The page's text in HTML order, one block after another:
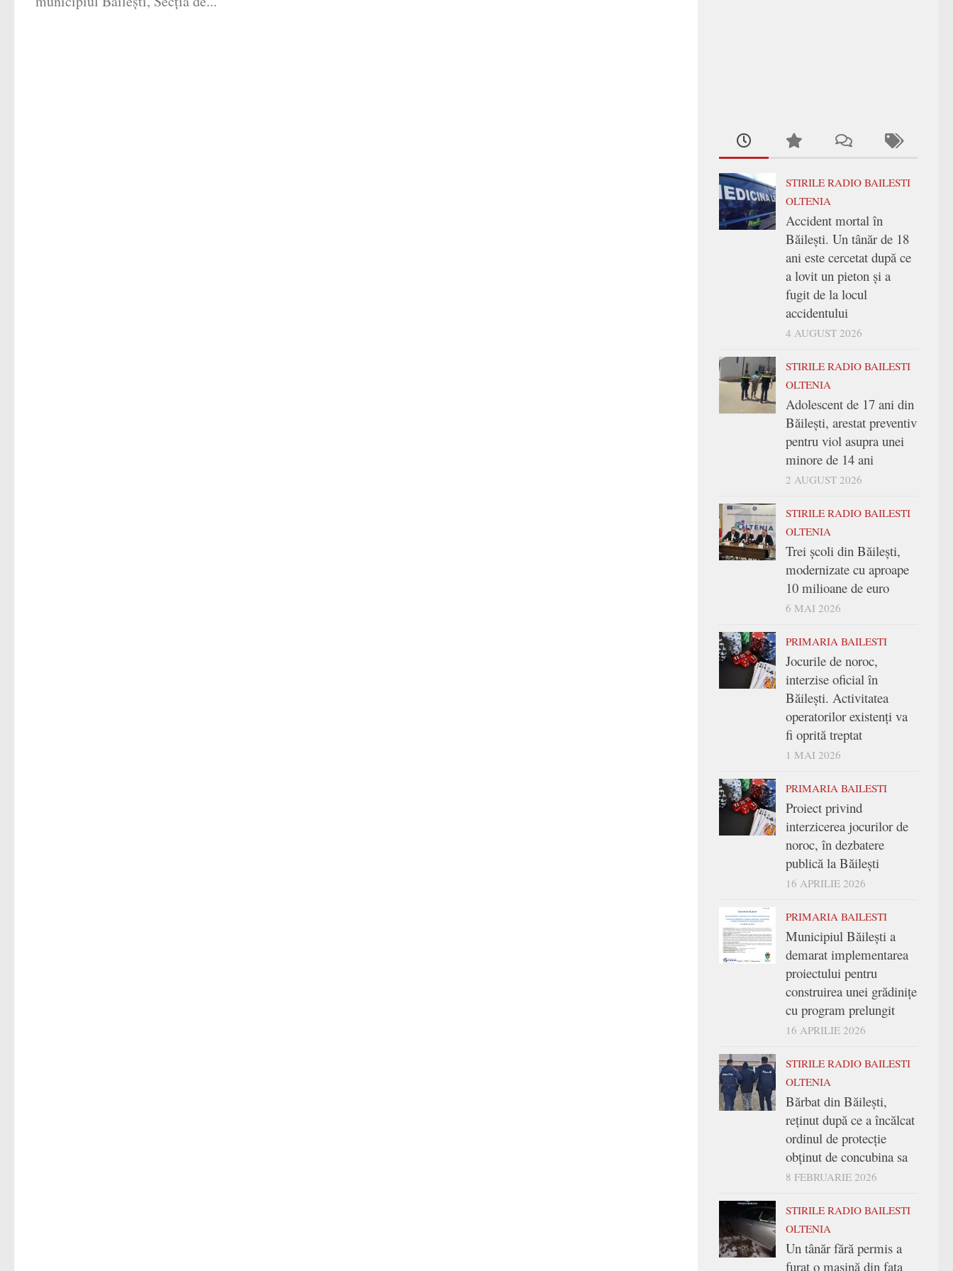
STIRILE RADIO BAILESTI
OLTENIA
Accident mortal în
Băilești. Un tânăr de 18
ani este cercetat după ce
a lovit un pieton și a
fugit de la locul
accidentului
4 AUGUST 2026
STIRILE RADIO BAILESTI
OLTENIA
Adolescent de 17 ani din
Băilești, arestat preventiv
pentru viol asupra unei
minore de 14 ani
2 AUGUST 2026
STIRILE RADIO BAILESTI
OLTENIA
Trei şcoli din Băileşti,
modernizate cu aproape
10 milioane de euro
6 MAI 2026
PRIMARIA BAILESTI
Jocurile de noroc,
interzise oficial în
Băilești. Activitatea
operatorilor existenți va
fi oprită treptat
1 MAI 2026
PRIMARIA BAILESTI
Proiect privind
interzicerea jocurilor de
noroc, în dezbatere
publică la Băilești
16 APRILIE 2026
PRIMARIA BAILESTI
Municipiul Băilești a
demarat implementarea
proiectului pentru
construirea unei grădinițe
cu program prelungit
16 APRILIE 2026
STIRILE RADIO BAILESTI
OLTENIA
Bărbat din Băilești,
reținut după ce a încălcat
ordinul de protecție
obținut de concubina sa
8 FEBRUARIE 2026
STIRILE RADIO BAILESTI
OLTENIA
Un tânăr fără permis a
furat o mașină din fața